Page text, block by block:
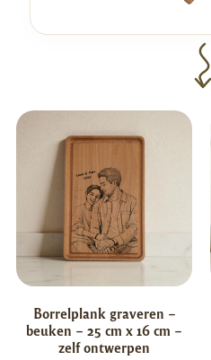
Borrelplank graveren –
beuken – 25 cm x 16 cm –
zelf ontwerpen